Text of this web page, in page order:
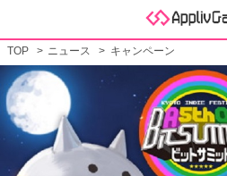
TOP ニュース キャンペーン